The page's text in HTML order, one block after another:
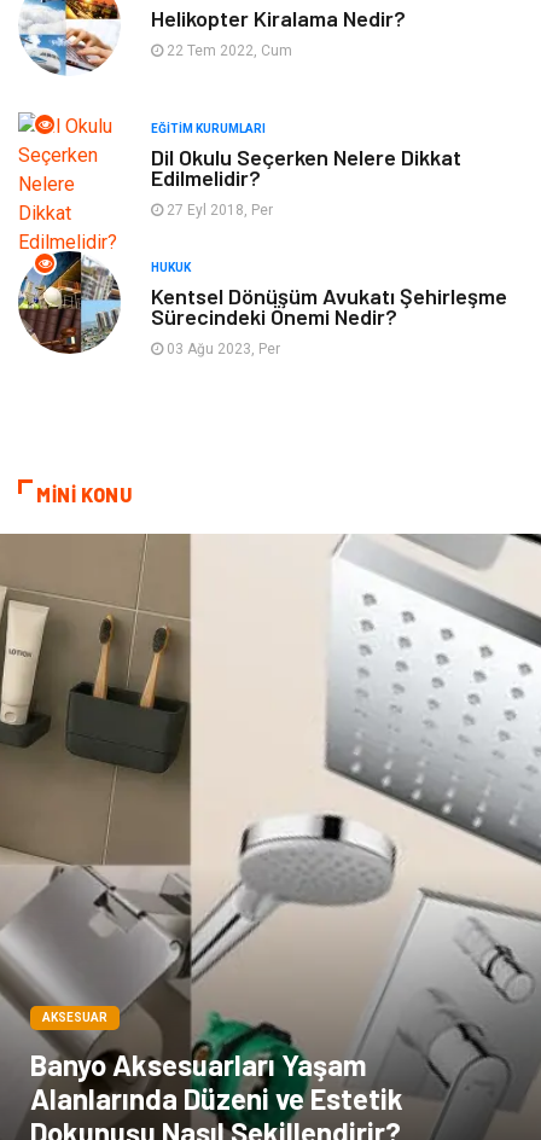
Bahçe Ev Maden ve Metal
Finans & Ekonomi
Plastik
Tekstil
Hizmet
İnternet Ambalaj
Kültür
Kiralama Servisleri
Basın Yayın
Dernekler ve Birlikler Periyodik Kontrol
Moda İthalat İhracat
Alüminyum Tarım & Hayvancılık
Helikopter Kiralama Nedir?
22 Tem 2022, Cum
EĞITIM KURUMLARI
Dil Okulu Seçerken Nelere Dikkat
Edilmelidir?
27 Eyl 2018, Per
HUKUK
Kentsel Dönüşüm Avukatı Şehirleşme
Sürecindeki Önemi Nedir?
03 Ağu 2023, Per
MİNİ KONU
AKSESUAR
Banyo Aksesuarları Yaşam
Alanlarında Düzeni ve Estetik
Dokunuşu Nasıl Şekillendirir?